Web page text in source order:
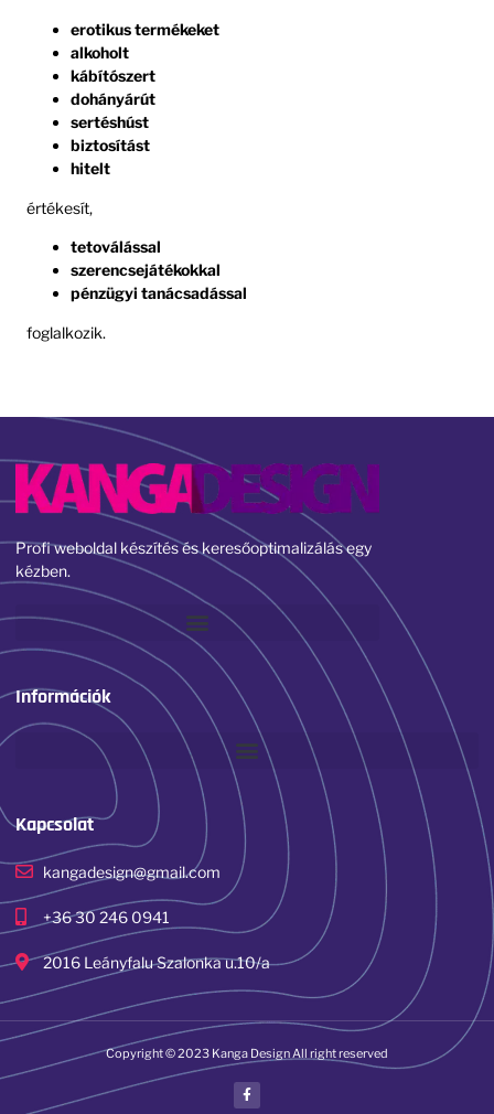
erotikus termékeket
alkoholt
kábítószert
dohányárút
sertéshúst
biztosítást
hitelt
értékesít,
tetoválással
szerencsejátékokkal
pénzügyi tanácsadással
foglalkozik.
Profi weboldal készítés és keresőoptimalizálás egy
kézben.
Információk
Kapcsolat
kangadesign@gmail.com
+36 30 246 0941
2016 Leányfalu Szalonka u.10/a
Copyright © 2023 Kanga Design All right reserved